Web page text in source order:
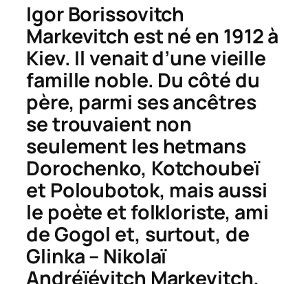
Igor Borissovitch
Markevitch est né en 1912 à
Kiev. Il venait d’une vieille
famille noble. Du côté du
père, parmi ses ancêtres
se trouvaient non
seulement les hetmans
Dorochenko, Kotchoubeï
et Poloubotok, mais aussi
le poète et folkloriste, ami
de Gogol et, surtout, de
Glinka – Nikolaï
Andréïévitch Markevitch,